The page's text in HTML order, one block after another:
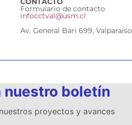
Formulario de contacto
infocctval@usm.cl
Av. General Bari 699, Valparaíso
nuestro boletín
proyectos y avances